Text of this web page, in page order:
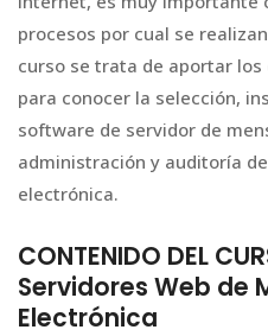
procesos por cual se
curso se trata de aportar
para conocer la selección,
software de servidor de
administración y auditoría
electrónica.
CONTENIDO DEL
Servidores Web de
Electrónica